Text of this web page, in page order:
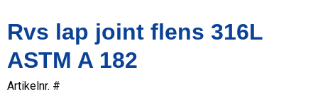
Rvs lap joint flens 316L
ASTM A 182
Artikelnr. #